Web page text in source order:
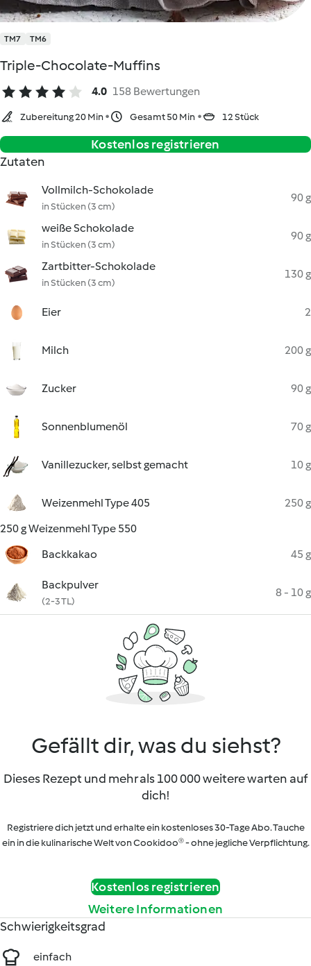
TM7 TM6
Triple-Chocolate-Muffins
4.0 158 Bewertungen
Zubereitung 20 Min Gesamt 50 Min 12 Stück
Kostenlos registrieren
Zutaten
Vollmilch-Schokolade
in Stücken (3 cm)
90 g
weiße Schokolade
in Stücken (3 cm)
90 g
Zartbitter-Schokolade
in Stücken (3 cm)
130 g
Eier 2
Milch 200 g
Zucker 90 g
Sonnenblumenöl 70 g
Vanillezucker, selbst gemacht 10 g
Weizenmehl Type 405
250 g
250 g Weizenmehl Type 550
Backkakao
45 g
Backpulver
(2-3 TL)
8 - 10 g
Gefällt dir, was du siehst?
Dieses Rezept und mehr als 100 000 weitere warten auf
dich!
Registriere dich jetzt und erhalte ein kostenloses 30-Tage Abo. Tauche
ein in die kulinarische Welt von Cookidoo® - ohne jegliche Verpflichtung.
Kostenlos registrieren
Weitere Informationen
Schwierigkeitsgrad
einfach